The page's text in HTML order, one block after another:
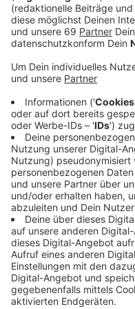
Veröffentlicht:Freitag,
Auch wenn am
lockt, die Corona-
eingehalten werden,
einzudämmen.
nur zu zweit oder als
werden deswegen am
Münsters
Interview mit
warum es gerade jetzt
zu halten und ob wir